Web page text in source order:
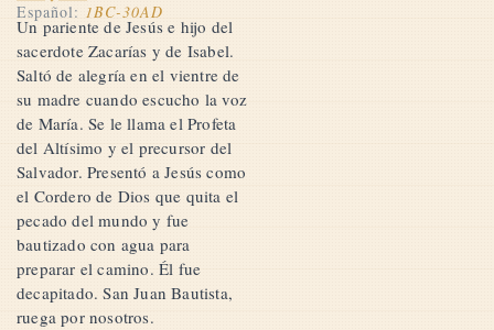
Español: 1BC-30AD
Un pariente de Jesús e hijo del
sacerdote Zacarías y de Isabel.
Saltó de alegría en el vientre de
su madre cuando escucho la voz
de María. Se le llama el Profeta
del Altísimo y el precursor del
Salvador. Presentó a Jesús como
el Cordero de Dios que quita el
pecado del mundo y fue
bautizado con agua para
preparar el camino. Él fue
decapitado. San Juan Bautista,
ruega por nosotros.